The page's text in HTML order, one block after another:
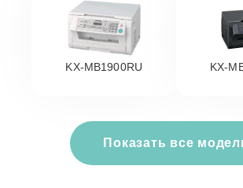
KX-MB1900RU KX-
Показать все